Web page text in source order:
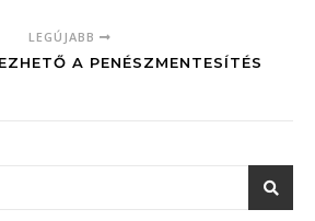
LEGÚJABB
A PENÉSZMENTESÍTÉS